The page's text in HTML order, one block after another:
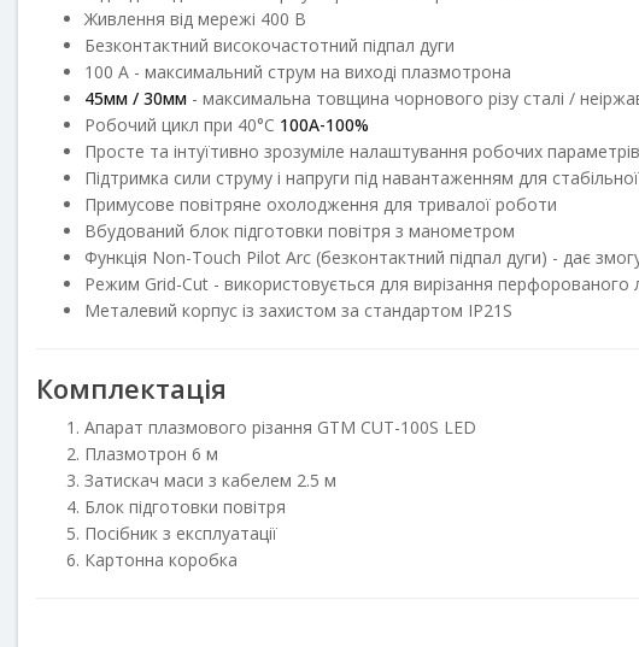
Живлення від мережі 400 В
Безконтактний високочастотний підпал дуги
100 А - максимальний струм на виході плазмотрона
45мм / 30мм - максимальна товщина чорнового різу сталі /
Робочий цикл при 40°С 100А-100%
Просте та інтуїтивно зрозуміле налаштування робочих
Підтримка сили струму і напруги під навантаженням для
Примусове повітряне охолодження для тривалої роботи
Вбудований блок підготовки повітря з манометром
Функція Non-Touch Pilot Arc (безконтактний підпал дуги) - дає
Режим Grid-Cut - використовується для вирізання перфорованого
Металевий корпус із захистом за стандартом IP21S
Комплектація
Апарат плазмового різання GTM CUT-100S LED
Плазмотрон 6 м
Затискач маси з кабелем 2.5 м
Блок підготовки повітря
Посібник з експлуатації
Картонна коробка